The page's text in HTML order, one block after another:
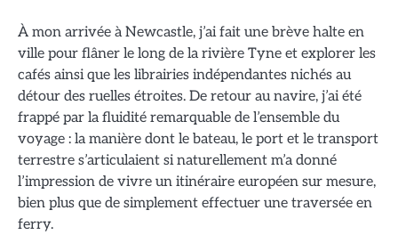
À mon arrivée à Newcastle, j’ai fait une brève halte en
ville pour flâner le long de la rivière Tyne et explorer les
cafés ainsi que les librairies indépendantes nichés au
détour des ruelles étroites. De retour au navire, j’ai été
frappé par la fluidité remarquable de l’ensemble du
voyage : la manière dont le bateau, le port et le transport
terrestre s’articulaient si naturellement m’a donné
l’impression de vivre un itinéraire européen sur mesure,
bien plus que de simplement effectuer une traversée en
ferry.